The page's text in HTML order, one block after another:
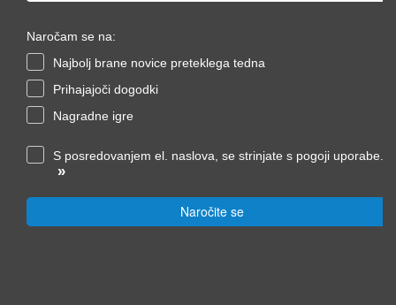
Naročam se na:
Najbolj brane novice preteklega tedna
Prihajajoči dogodki
Nagradne igre
S posredovanjem el. naslova, se strinjate s pogoji uporabe.
»
Naročite se